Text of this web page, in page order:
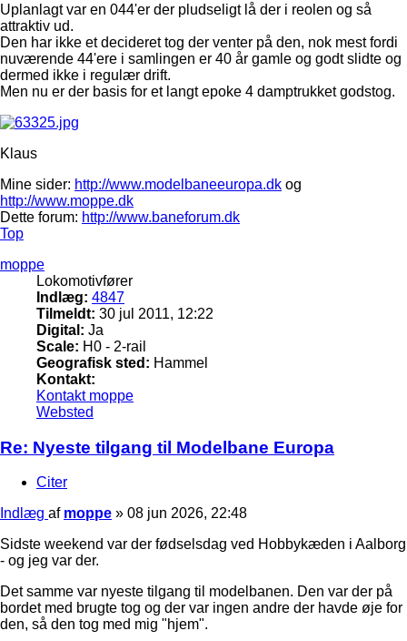
Uplanlagt var en 044'er der pludseligt lå der i reolen og så
attraktiv ud.
Den har ikke et decideret tog der venter på den, nok mest fordi
nuværende 44'ere i samlingen er 40 år gamle og godt slidte og
dermed ikke i regulær drift.
Men nu er der basis for et langt epoke 4 damptrukket godstog.
Klaus
Mine sider: http://www.modelbaneeuropa.dk og
http://www.moppe.dk
Dette forum: http://www.baneforum.dk
Top
moppe
Lokomotivfører
Indlæg: 4847
Tilmeldt: 30 jul 2011, 12:22
Digital: Ja
Scale: H0 - 2-rail
Geografisk sted: Hammel
Kontakt:
Kontakt moppe
Websted
Re: Nyeste tilgang til Modelbane Europa
Citer
Indlæg af moppe » 08 jun 2026, 22:48
Sidste weekend var der fødselsdag ved Hobbykæden i Aalborg
- og jeg var der.
Det samme var nyeste tilgang til modelbanen. Den var der på
bordet med brugte tog og der var ingen andre der havde øje for
den, så den tog med mig "hjem".